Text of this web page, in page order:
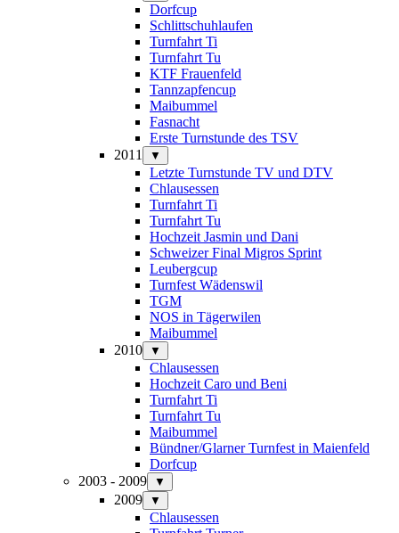
Dorfcup
Schlittschuhlaufen
Turnfahrt Ti
Turnfahrt Tu
KTF Frauenfeld
Tannzapfencup
Maibummel
Fasnacht
Erste Turnstunde des TSV
2011
▼
Letzte Turnstunde TV und DTV
Chlausessen
Turnfahrt Ti
Turnfahrt Tu
Hochzeit Jasmin und Dani
Schweizer Final Migros Sprint
Leubergcup
Turnfest Wädenswil
TGM
NOS in Tägerwilen
Maibummel
2010
▼
Chlausessen
Hochzeit Caro und Beni
Turnfahrt Ti
Turnfahrt Tu
Maibummel
Bündner/Glarner Turnfest in Maienfeld
Dorfcup
2003 - 2009
▼
2009 ▼
Chlausessen